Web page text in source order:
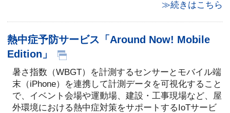
≫続きはこちら
熱中症予防サービス「Around Now! Mobile
Edition」
暑さ指数（WBGT）を計測するセンサーとモバイル端
末（iPhone）を連携して計測データを可視化すること
で、イベント会場や運動場、建設・工事現場など、屋
外環境における熱中症対策をサポートするIoTサービ